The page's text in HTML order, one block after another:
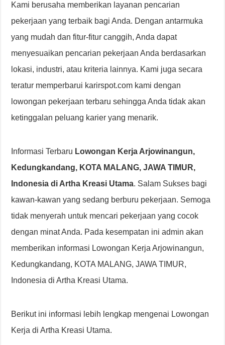
Kami berusaha memberikan layanan pencarian
pekerjaan yang terbaik bagi Anda. Dengan antarmuka
yang mudah dan fitur-fitur canggih, Anda dapat
menyesuaikan pencarian pekerjaan Anda berdasarkan
lokasi, industri, atau kriteria lainnya. Kami juga secara
teratur memperbarui karirspot.com kami dengan
lowongan pekerjaan terbaru sehingga Anda tidak akan
ketinggalan peluang karier yang menarik.
Informasi Terbaru Lowongan Kerja Arjowinangun,
Kedungkandang, KOTA MALANG, JAWA TIMUR,
Indonesia di Artha Kreasi Utama. Salam Sukses bagi
kawan-kawan yang sedang berburu pekerjaan. Semoga
tidak menyerah untuk mencari pekerjaan yang cocok
dengan minat Anda. Pada kesempatan ini admin akan
memberikan informasi Lowongan Kerja Arjowinangun,
Kedungkandang, KOTA MALANG, JAWA TIMUR,
Indonesia di Artha Kreasi Utama.
Berikut ini informasi lebih lengkap mengenai Lowongan
Kerja di Artha Kreasi Utama.